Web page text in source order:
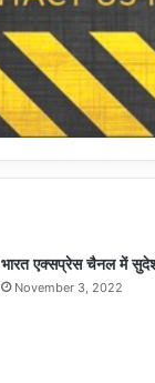
भारत एक्सप्रेस चैनल में सुदेश
November 3, 2022